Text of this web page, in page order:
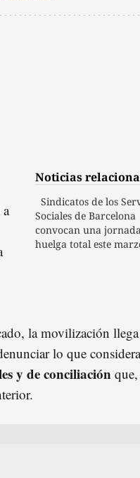
Noticias
Sindicatos de los
Sociales de Barcelona
convocan una
huelga total este
la movilización
lo que
y de conciliación